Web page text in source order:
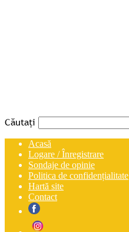
Căutați
Acasă
Logare / Înregistrare
Sondaje de opinie
Politica de confidențialitate
Hartă site
Contact